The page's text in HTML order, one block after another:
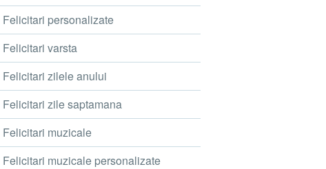
Felicitari personalizate
Felicitari varsta
Felicitari zilele anului
Felicitari zile saptamana
Felicitari muzicale
Felicitari muzicale personalizate